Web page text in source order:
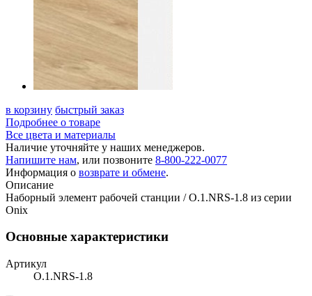
в корзину быстрый заказ
Подробнее о товаре
Все цвета и материалы
Наличие уточняйте у наших менеджеров.
Напишите нам, или позвоните 8-800-222-0077
Информация о возврате и обмене.
Описание
Наборный элемент рабочей станции / O.1.NRS-1.8 из серии
Onix
Основные характеристики
Артикул
O.1.NRS-1.8